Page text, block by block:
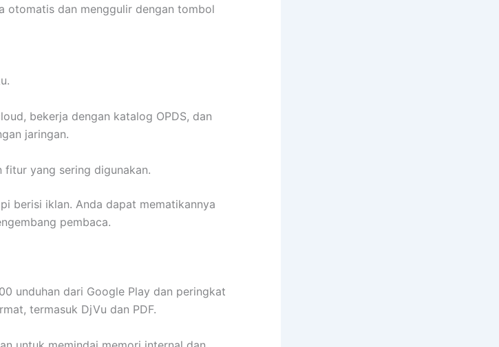
otomatis dan menggulir dengan tombol
bekerja dengan katalog OPDS, dan
jaringan.
fitur yang sering digunakan.
berisi iklan. Anda dapat mematikannya
pembaca.
unduhan dari Google Play dan peringkat
termasuk DjVu dan PDF.